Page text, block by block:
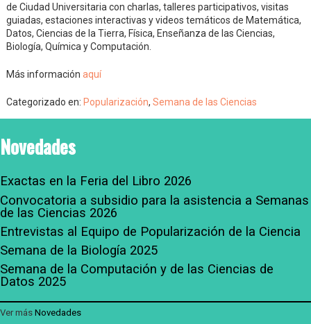
de Ciudad Universitaria con charlas, talleres participativos, visitas
guiadas, estaciones interactivas y videos temáticos de Matemática,
Datos, Ciencias de la Tierra, Física, Enseñanza de las Ciencias,
Biología, Química y Computación.
Más información aquí
Categorizado en: Popularización, Semana de las Ciencias
Novedades
Exactas en la Feria del Libro 2026
Convocatoria a subsidio para la asistencia a Semanas
de las Ciencias 2026
Entrevistas al Equipo de Popularización de la Ciencia
Semana de la Biología 2025
Semana de la Computación y de las Ciencias de
Datos 2025
Ver más Novedades